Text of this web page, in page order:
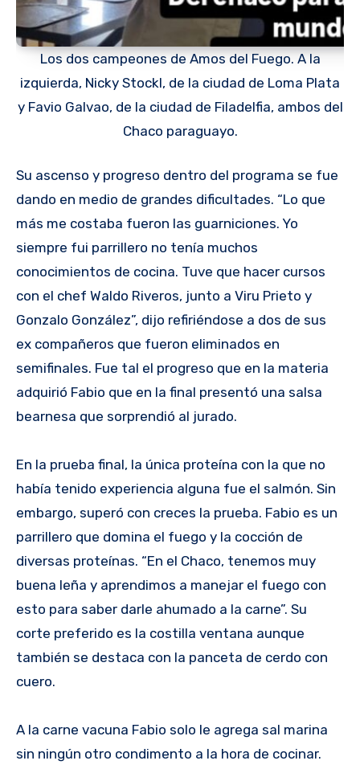
Los dos campeones de Amos del Fuego. A la
izquierda, Nicky Stockl, de la ciudad de Loma Plata
y Favio Galvao, de la ciudad de Filadelfia, ambos del
Chaco paraguayo.
Su ascenso y progreso dentro del programa se fue
dando en medio de grandes dificultades. “Lo que
más me costaba fueron las guarniciones. Yo
siempre fui parrillero no tenía muchos
conocimientos de cocina. Tuve que hacer cursos
con el chef Waldo Riveros, junto a Viru Prieto y
Gonzalo González”, dijo refiriéndose a dos de sus
ex compañeros que fueron eliminados en
semifinales. Fue tal el progreso que en la materia
adquirió Fabio que en la final presentó una salsa
bearnesa que sorprendió al jurado.
En la prueba final, la única proteína con la que no
había tenido experiencia alguna fue el salmón. Sin
embargo, superó con creces la prueba. Fabio es un
parrillero que domina el fuego y la cocción de
diversas proteínas. “En el Chaco, tenemos muy
buena leña y aprendimos a manejar el fuego con
esto para saber darle ahumado a la carne”. Su
corte preferido es la costilla ventana aunque
también se destaca con la panceta de cerdo con
cuero.
A la carne vacuna Fabio solo le agrega sal marina
sin ningún otro condimento a la hora de cocinar.